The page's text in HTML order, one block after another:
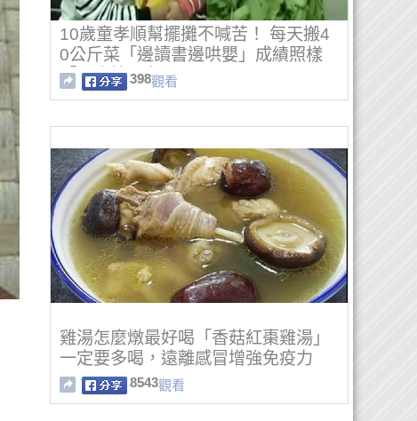
10歲童孝順幫擺攤不喊苦！ 每天搬4
0公斤菜「邊讀書邊哄嬰」成績照樣
「全班第一名」！
398觀看
雞湯怎麼燉最好喝「香菇紅棗雞湯」
一定要多喝，遠離感冒增強免疫力
8543觀看